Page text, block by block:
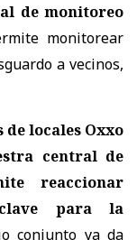
de monitoreo
monitorear
a vecinos,
de locales Oxxo
central de
reaccionar
para la
conjunto ya da